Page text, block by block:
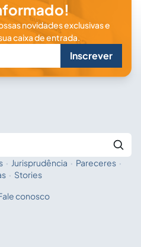
novidades exclusivas e
caixa de entrada.
Inscrever
a IA
· Jurisprudência · Pareceres ·
· Stories
conosco